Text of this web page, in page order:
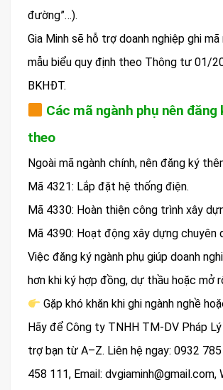
đường”…).
Gia Minh sẽ hỗ trợ doanh nghiệp ghi mã
mẫu biểu quy định theo Thông tư 01/
BKHĐT.
Các mã ngành phụ nên đăng
theo
Ngoài mã ngành chính, nên đăng ký
Mã 4321: Lắp đặt hệ thống điện.
Mã 4330: Hoàn thiện công trình xây
Mã 4390: Hoạt động xây dựng chuyên
Việc đăng ký ngành phụ giúp doanh
hơn khi ký hợp đồng, dự thầu hoặc mở
Gặp khó khăn khi ghi ngành nghề
Hãy để Công ty TNHH TM-DV Pháp Lý
trợ bạn từ A–Z. Liên hệ ngay: 0932
458 111, Email: dvgiaminh@gmail.com,